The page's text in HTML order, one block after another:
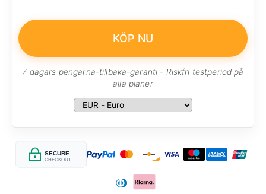
KÖP NU
7 dagars pengarna-tillbaka-garanti - Riskfri testperiod på
alla planer
SECURE
CHECKOUT